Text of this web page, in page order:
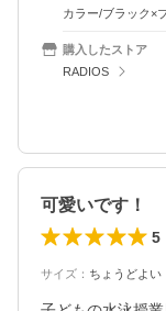
カラー/ブラック×
購入したストア
RADIOS
可愛いです！
5
サイズ ： ちょうどよい